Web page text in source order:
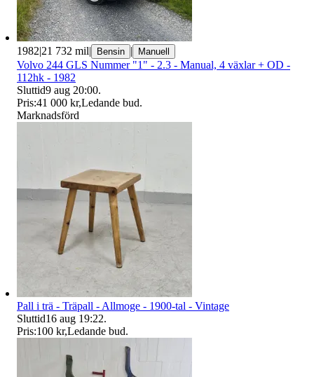
1982|21 732 mil| Bensin | Manuell
Volvo 244 GLS Nummer "1" - 2.3 - Manual, 4 växlar + OD -
112hk - 1982
Sluttid9 aug 20:00.
Pris:41 000 kr,Ledande bud.
Marknadsförd
Pall i trä - Träpall - Allmoge - 1900-tal - Vintage
Sluttid16 aug 19:22.
Pris:100 kr,Ledande bud.